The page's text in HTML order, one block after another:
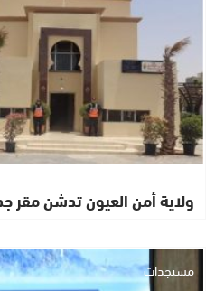
ولاية أمن العيون تدشن مقر
مستجدات